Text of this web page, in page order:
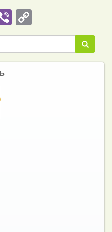
ViberCopy
Link Пошук
Пошук